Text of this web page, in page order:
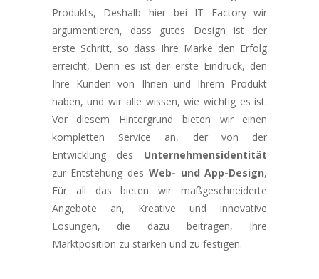
Produkts, Deshalb hier bei IT Factory wir
argumentieren, dass gutes Design ist der
erste Schritt, so dass Ihre Marke den Erfolg
erreicht, Denn es ist der erste Eindruck, den
Ihre Kunden von Ihnen und Ihrem Produkt
haben, und wir alle wissen, wie wichtig es ist.
Vor diesem Hintergrund bieten wir einen
kompletten Service an, der von der
Entwicklung des Unternehmensidentität
zur Entstehung des Web- und App-Design,
Für all das bieten wir maßgeschneiderte
Angebote an, Kreative und innovative
Lösungen, die dazu beitragen, Ihre
Marktposition zu stärken und zu festigen.